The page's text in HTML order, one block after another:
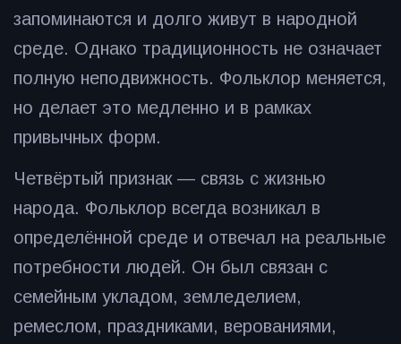
запоминаются и долго живут в народной
среде. Однако традиционность не означает
полную неподвижность. Фольклор меняется,
но делает это медленно и в рамках
привычных форм.
Четвёртый признак — связь с жизнью
народа. Фольклор всегда возникал в
определённой среде и отвечал на реальные
потребности людей. Он был связан с
семейным укладом, земледелием,
ремеслом, праздниками, верованиями,